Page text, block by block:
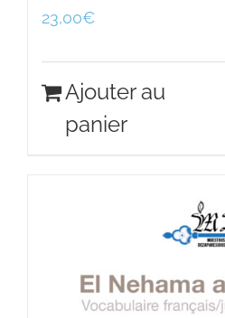
23,00€
Ajouter au
panier